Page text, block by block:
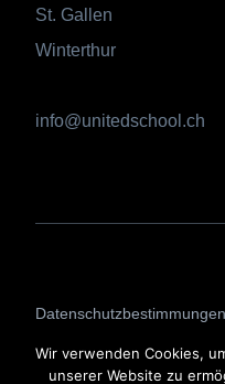
St. Gallen
Winterthur
info@unitedschool.ch
Datenschutzbestimmungen
Login
Wir verwenden Cookies,
unserer Website zu